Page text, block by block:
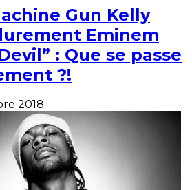
Gun Kelly
Eminem
: Que se passe
?!
2018